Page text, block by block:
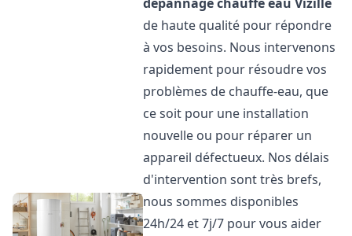
de haute qualité pour répondre
à vos besoins. Nous intervenons
rapidement pour résoudre vos
problèmes de chauffe-eau, que
ce soit pour une installation
nouvelle ou pour réparer un
appareil défectueux. Nos délais
d'intervention sont très brefs,
nous sommes disponibles
24h/24 et 7j/7 pour vous aider